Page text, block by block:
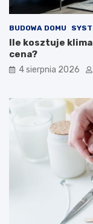
BUDOWA DOMU
Ile kosztuje
cena?
4 sierpnia 2026